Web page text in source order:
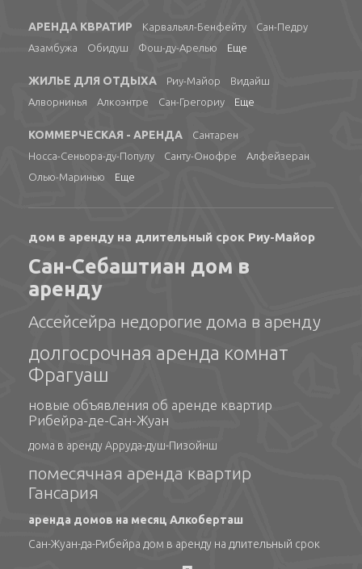
АРЕНДА КВРАТИР Карвальял-Бенфейту
Сан-Педру
Азамбужа
Обидуш Фош-ду-Арелью Еще
ЖИЛЬЕ ДЛЯ ОТДЫХА Риу-Майор
Видайш
Алворнинья
Алкоэнтре Сан-Грегориу Еще
КОММЕРЧЕСКАЯ - АРЕНДА
Сантарен
Носса-Сеньора-ду-Популу
Санту-Онофре
Алфейзеран
Олью-Маринью
Еще
дом в аренду на длительный срок Риу-Майор
Сан-Себаштиан дом в
аренду
Ассейсейра недорогие дома в аренду
долгосрочная аренда комнат
Фрагуаш
новые объявления об аренде квартир
Рибейра-де-Сан-Жуан
дома в аренду Арруда-душ-Пизойнш
помесячная аренда квартир
Гансария
аренда домов на месяц Алкоберташ
Сан-Жуан-да-Рибейра дом в аренду на длительный срок